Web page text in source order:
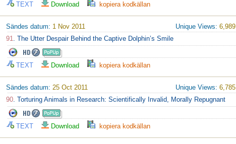
TEXT Download kopiera kodkällan
Sändes datum: 1 Nov 2011 Unique Views: 6,989
91. The Utter Despair Behind the Captive Dolphin’s Smile
TEXT Download kopiera kodkällan
Sändes datum: 25 Oct 2011 Unique Views: 6,785
90. Torturing Animals in Research: Scientifically Invalid, Morally Repugnant
TEXT Download kopiera kodkällan